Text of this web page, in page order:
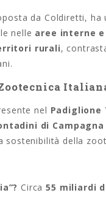
da Coldiretti, ha
nelle aree interne
rurali,
nel Padiglione
di Campagna
sostenibilità della
Circa55 miliardi